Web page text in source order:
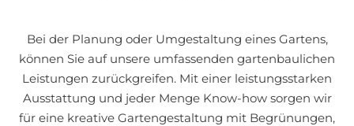
Bei der Planung oder Umgestaltung eines Gartens,
können Sie auf unsere umfassenden gartenbaulichen
Leistungen zurückgreifen. Mit einer leistungsstarken
Ausstattung und jeder Menge Know-how sorgen wir
für eine kreative Gartengestaltung mit Begrünungen,